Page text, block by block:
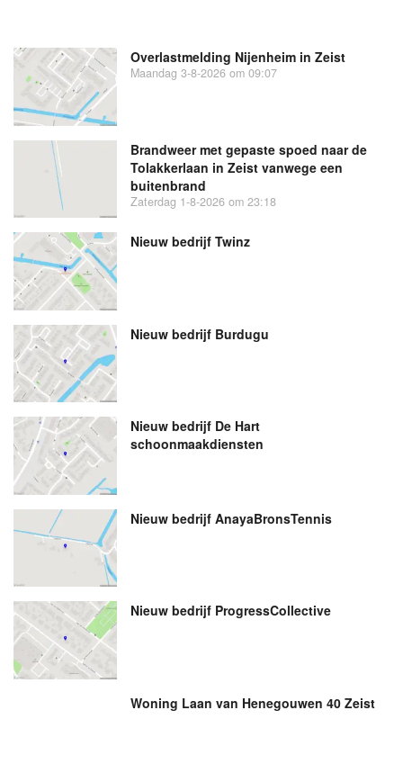
Overlastmelding Nijenheim in Zeist
Maandag 3-8-2026 om 09:07
Brandweer met gepaste spoed naar de
Tolakkerlaan in Zeist vanwege een
buitenbrand
Zaterdag 1-8-2026 om 23:18
Nieuw bedrijf Twinz
Nieuw bedrijf Burdugu
Nieuw bedrijf De Hart
schoonmaakdiensten
Nieuw bedrijf AnayaBronsTennis
Nieuw bedrijf ProgressCollective
Woning Laan van Henegouwen 40 Zeist